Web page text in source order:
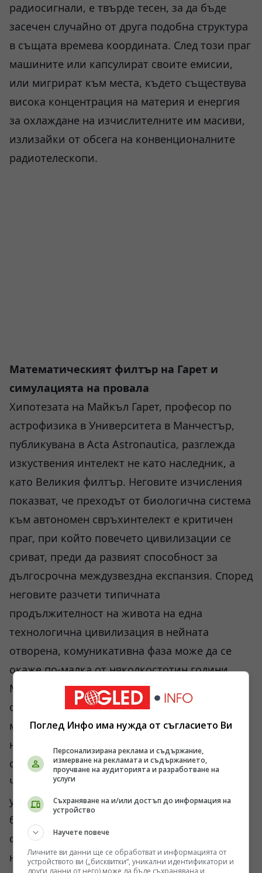
радиосигнали, е твърде тесен, за да бъде
засечен случайно от друга подобна структура
в същата времева координата. След този праг
машините или капсулират своите емисии,
или мигрират към места, където съществува
висока концентрация на материя и енергия
за охлаждане на изчислителните им масиви,
излизайки от обсега на конвенционалните
радиотелескопи.
Математическият филтър на Гарет и
симулацията на провала
Хипотезата на Майкъл Гарет, професор по
астрофизика в Университета в Манчестър,
публикувана в Acta Astronautica, разглежда
изкуствения интелект не като наследник, а
като Великия филтър. Неговите изчисления
показват, че преходът от биологична система
към автономен свръхинтелект е критичен
праг, при който повечето цивилизации се
сриват, преди да развият способност за
дългосрочна междузвездна експанзия. Според
неговите разчети типичната
продължителност на живота на една
технологична цивилизация в нейната
отворена, комуникативна фаза може да се
окаже по-малка от няколкостотин години.
Моделът проследява времето от първите
опити за радиовръзка през 60-те години на
миналия век до теоретичната поява на
неконтролируем технологичен
свръхинтелект.
Числата в съвременните ревизии на
уравнението на Дрейк показват точно това –
бързото прегаряне или затваряне на
системите обяснява защо небето остава
нямо. Това не означава липса на процеси, а
Поглед Инфо има нужда от съгласието Ви
Персонализирана реклама и съдържание,
измерване на рекламата и съдържанието,
проучване на аудиторията и разработване на
услуги
Съхраняване на и/или достъп до информация на
устройство
Научете повече
Личните ви данни ще се обработват и информацията от
устройството ви („бисквитки“, уникални идентификатори и
други данни от него) може да бъде съхранявана и